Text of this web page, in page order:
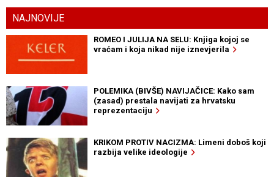
NAJNOVIJE
ROMEO I JULIJA NA SELU: Knjiga kojoj se
vraćam i koja nikad nije iznevjerila
POLEMIKA (BIVŠE) NAVIJAČICE: Kako sam
(zasad) prestala navijati za hrvatsku
reprezentaciju
KRIKOM PROTIV NACIZMA: Limeni doboš koji
razbija velike ideologije